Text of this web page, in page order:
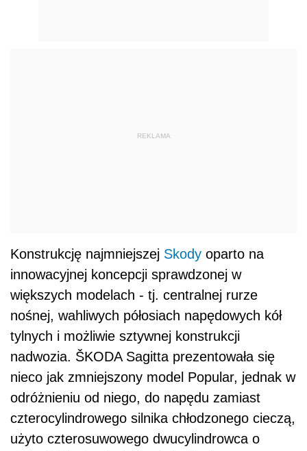
REKLAMA
Konstrukcję najmniejszej Skody oparto na
innowacyjnej koncepcji sprawdzonej w
większych modelach - tj. centralnej rurze
nośnej, wahliwych półosiach napędowych kół
tylnych i możliwie sztywnej konstrukcji
nadwozia. ŠKODA Sagitta prezentowała się
nieco jak zmniejszony model Popular, jednak w
odróżnieniu od niego, do napędu zamiast
czterocylindrowego silnika chłodzonego cieczą,
użyto czterosuwowego dwucylindrowca o